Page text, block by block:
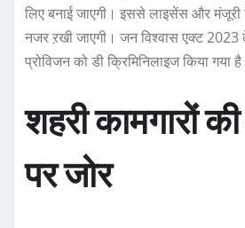
लिए बनाई जाएगी। इससे लाइसेंस और मंजूरी
नजर ऱखी जाएगी। जन विश्वास एक्ट
प्रोविजन को डी क्रिमिनिलाइज किया गया
शहरी कामगारों
पर जोर